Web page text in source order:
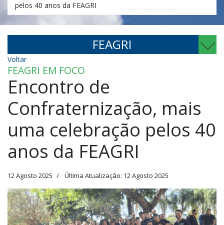
pelos 40 anos da FEAGRI
FEAGRI
Voltar
FEAGRI EM FOCO
Encontro de
Confraternização, mais
uma celebração pelos 40
anos da FEAGRI
12 Agosto 2025 Última Atualização: 12 Agosto 2025